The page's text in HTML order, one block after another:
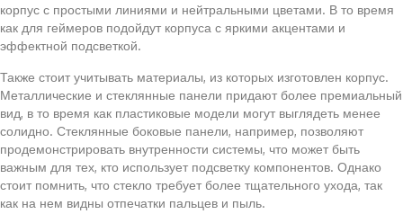
корпус с простыми линиями и нейтральными цветами. В то время
как для геймеров подойдут корпуса с яркими акцентами и
эффектной подсветкой.
Также стоит учитывать материалы, из которых изготовлен корпус.
Металлические и стеклянные панели придают более премиальный
вид, в то время как пластиковые модели могут выглядеть менее
солидно. Стеклянные боковые панели, например, позволяют
продемонстрировать внутренности системы, что может быть
важным для тех, кто использует подсветку компонентов. Однако
стоит помнить, что стекло требует более тщательного ухода, так
как на нем видны отпечатки пальцев и пыль.